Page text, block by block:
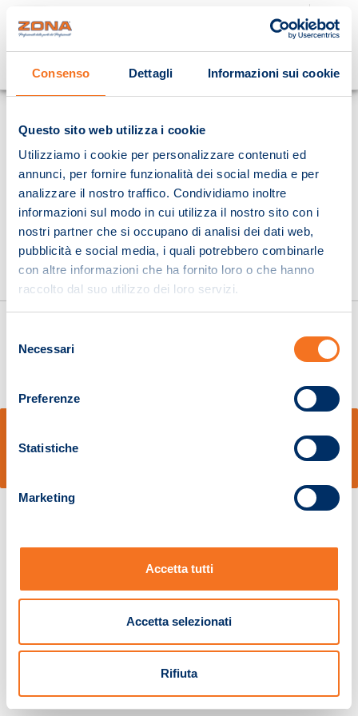
Consenso Dettagli Informazioni sui cookie
Questo sito web utilizza i cookie
Utilizziamo i cookie per personalizzare contenuti ed
annunci, per fornire funzionalità dei social media e per
analizzare il nostro traffico. Condividiamo inoltre
informazioni sul modo in cui utilizza il nostro sito con i
nostri partner che si occupano di analisi dei dati web,
pubblicità e social media, i quali potrebbero combinarle
con altre informazioni che ha fornito loro o che hanno
raccolto dal suo utilizzo dei loro servizi.
delNecessari
Preferenze
Statistiche
Marketing
Accetta tutti
Accetta selezionati
Rifiuta
Cosa stai cercando?
Pistoia 01680210505 – R.E.A. n.155974 - Cap.Soc. € 2.000.000,00 i.v. La
Società adotta il Codice Etico D.lgs. 231/01